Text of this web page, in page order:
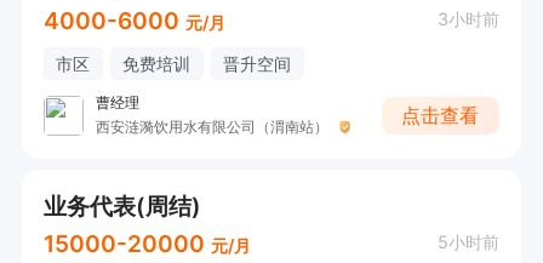
4000-6000 元/月 3小时前
市区 免费培训 晋升空间
曹经理
西安涟漪饮用水有限公司（渭南站）
点击查看
业务代表(周结)
15000-20000 元/月 5小时前